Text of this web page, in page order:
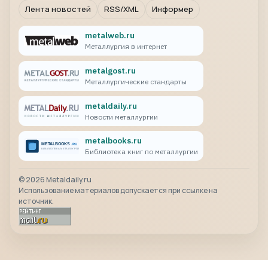
Лента новостей
RSS/XML Информер
metalweb.ru
Металлургия в интернет
metalgost.ru
Металлургические стандарты
metaldaily.ru
Новости металлургии
metalbooks.ru
Библиотека книг по металлургии
©2026 Metaldaily.ru
Использование материалов допускается при ссылке на
источник.